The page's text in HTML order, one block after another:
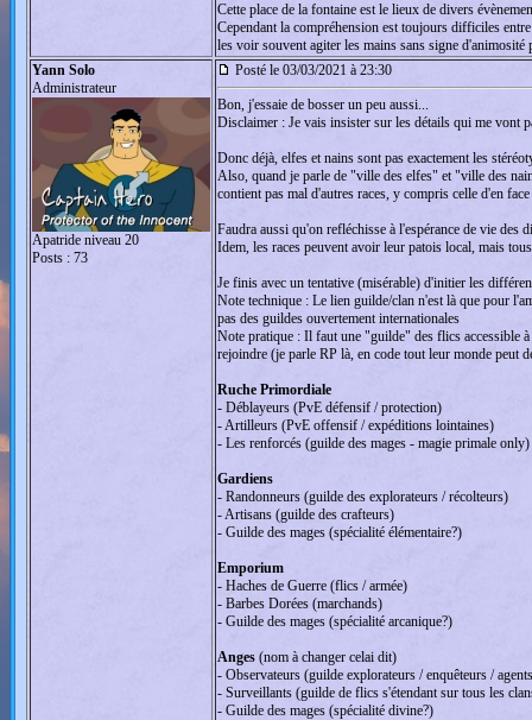
Cette place de la fontaine est le lieux de divers
Cependant la compréhension est toujours difficiles
les voir souvent agiter les mains sans signe
Yann Solo
Administrateur
Apatride niveau 20
Posts : 73
Posté le 03/03/2021 à 23:30
Bon, j'essaie de bosser un peu aussi...
Disclaimer : Je vais insister sur les détails qui me vont
Donc déjà, elfes et nains sont pas exactement les
Also, quand je parle de "ville des elfes" et "ville des
contient pas mal d'autres races, y compris celle d'en
Faudra aussi qu'on refléchisse à l'espérance de vie des
Idem, les races peuvent avoir leur patois local, mais
Je finis avec un tentative (misérable) d'initier les
Note technique : Le lien guilde/clan n'est là que pour
pas des guildes ouvertement internationales
Note pratique : Il faut une "guilde" des flics accessible
rejoindre (je parle RP là, en code tout leur monde peut
Ruche Primordiale
- Déblayeurs (PvE défensif / protection)
- Artilleurs (PvE offensif / expéditions lointaines)
- Les renforcés (guilde des mages - magie primale only)
Gardiens
- Randonneurs (guilde des explorateurs / récolteurs)
- Artisans (guilde des crafteurs)
- Guilde des mages (spécialité élémentaire?)
Emporium
- Haches de Guerre (flics / armée)
- Barbes Dorées (marchands)
- Guilde des mages (spécialité arcanique?)
Anges (nom à changer celai dit)
- Observateurs (guilde explorateurs / enquêteurs /
- Surveillants (guilde de flics s'étendant sur tous les
- Guilde des mages (spécialité divine?)